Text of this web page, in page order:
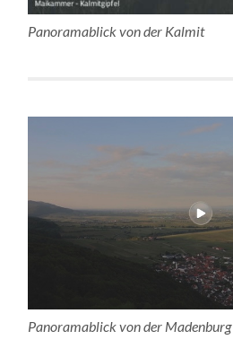
Panoramablick von der Kalmit
Panoramablick von der Madenburg